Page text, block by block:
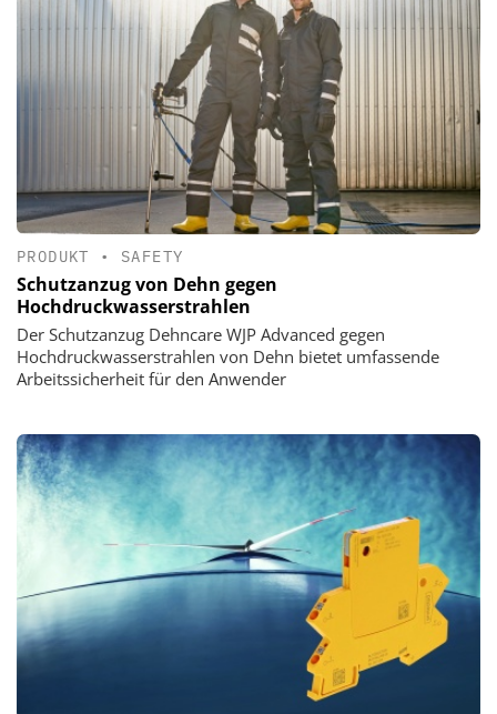
PRODUKT • SAFETY
Schutzanzug von Dehn gegen
Hochdruckwasserstrahlen
Der Schutzanzug Dehncare WJP Advanced gegen
Hochdruckwasserstrahlen von Dehn bietet umfassende
Arbeitssicherheit für den Anwender